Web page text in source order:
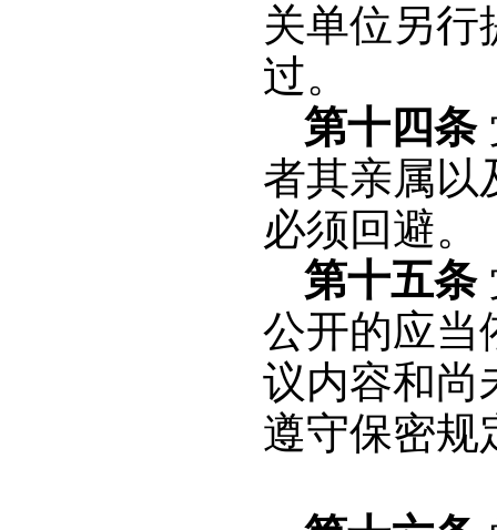
关单位另行
过。
第十四条
者其亲属以
必须回避。
第十五条
公开的应当
议内容和尚
遵守保密规